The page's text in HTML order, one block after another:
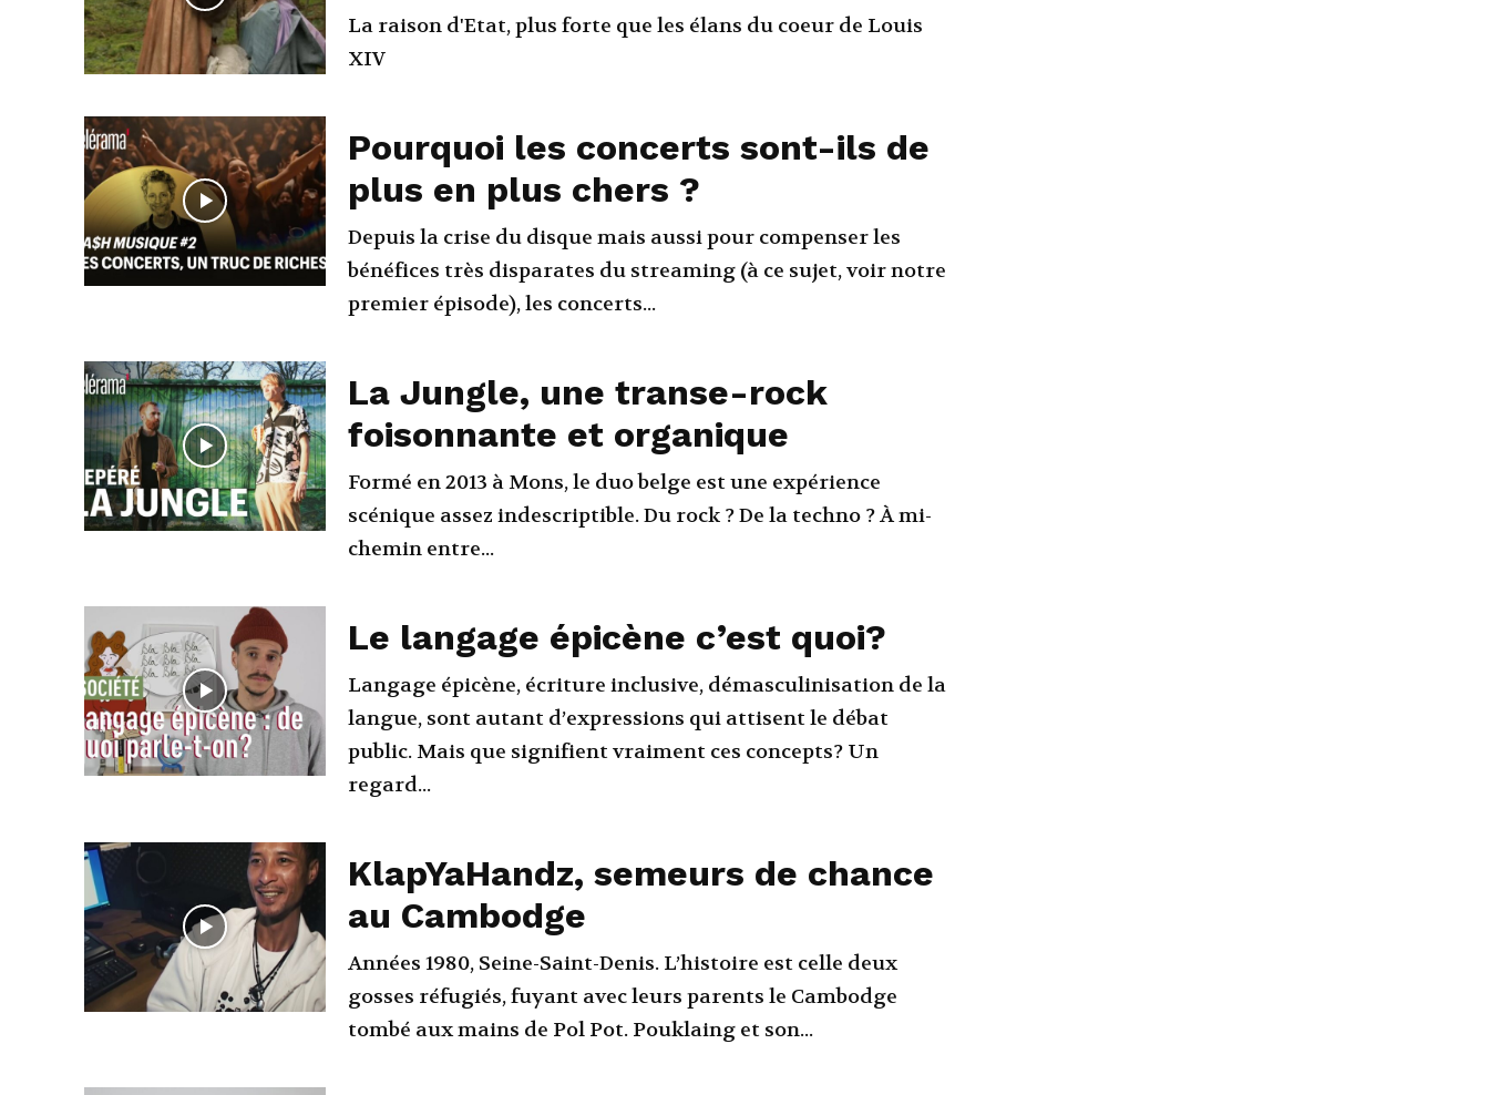
La raison d'Etat, plus forte que les élans du coeur de Louis
XIV
Pourquoi les concerts sont-ils de
plus en plus chers ?
Depuis la crise du disque mais aussi pour compenser les
bénéfices très disparates du streaming (à ce sujet, voir notre
premier épisode), les concerts...
La Jungle, une transe-rock
foisonnante et organique
Formé en 2013 à Mons, le duo belge est une expérience
scénique assez indescriptible. Du rock ? De la techno ? À mi-
chemin entre...
Le langage épicène c’est quoi?
Langage épicène, écriture inclusive, démasculinisation de la
langue, sont autant d’expressions qui attisent le débat
public. Mais que signifient vraiment ces concepts? Un
regard...
KlapYaHandz, semeurs de chance
au Cambodge
Années 1980, Seine-Saint-Denis. L’histoire est celle deux
gosses réfugiés, fuyant avec leurs parents le Cambodge
tombé aux mains de Pol Pot. Pouklaing et son...